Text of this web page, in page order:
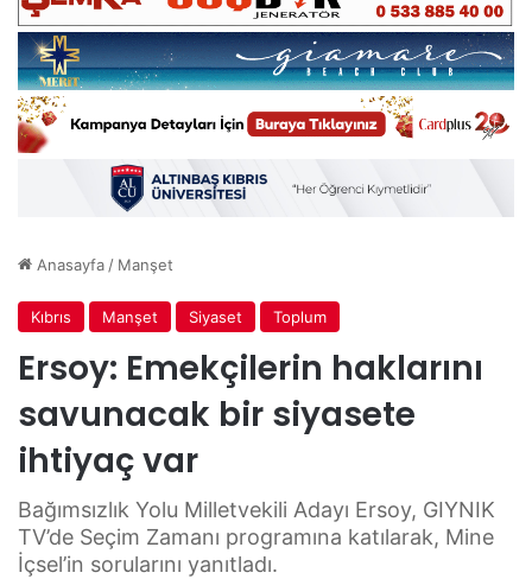
Anasayfa/ Manşet
Kıbrıs Manşet Siyaset Toplum
Ersoy: Emekçilerin haklarını
savunacak bir siyasete
ihtiyaç var
Bağımsızlık Yolu Milletvekili Adayı Ersoy, GIYNIK
TV’de Seçim Zamanı programına katılarak, Mine
İçsel’in sorularını yanıtladı.